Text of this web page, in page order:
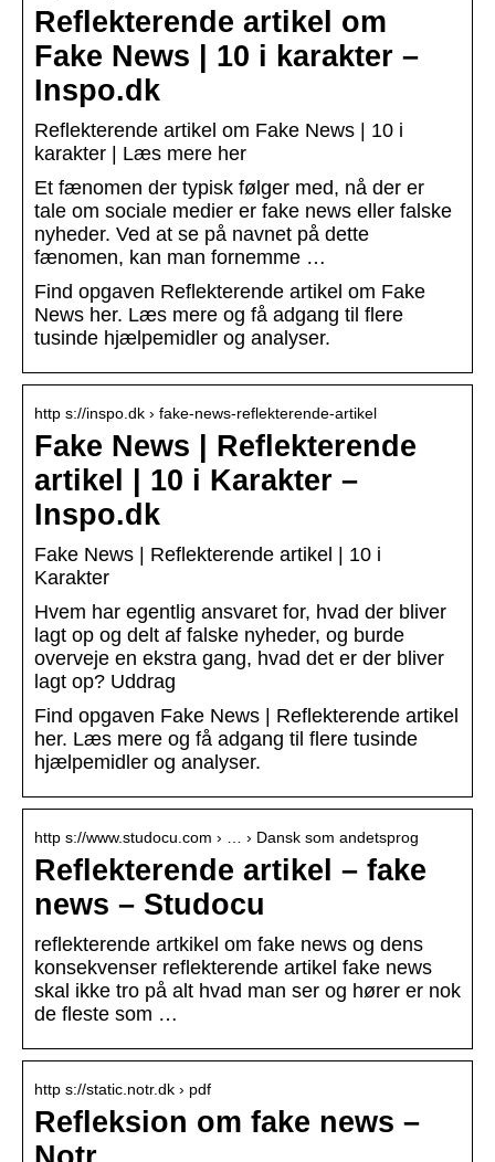
Reflekterende artikel om
Fake News | 10 i karakter –
Inspo.dk
Reflekterende artikel om Fake News | 10 i
karakter | Læs mere her
Et fænomen der typisk følger med, nå der er
tale om sociale medier er fake news eller falske
nyheder. Ved at se på navnet på dette
fænomen, kan man fornemme …
Find opgaven Reflekterende artikel om Fake
News her. Læs mere og få adgang til flere
tusinde hjælpemidler og analyser.
http s://inspo.dk › fake-news-reflekterende-artikel
Fake News | Reflekterende
artikel | 10 i Karakter –
Inspo.dk
Fake News | Reflekterende artikel | 10 i
Karakter
Hvem har egentlig ansvaret for, hvad der bliver
lagt op og delt af falske nyheder, og burde
overveje en ekstra gang, hvad det er der bliver
lagt op? Uddrag
Find opgaven Fake News | Reflekterende artikel
her. Læs mere og få adgang til flere tusinde
hjælpemidler og analyser.
http s://www.studocu.com › … › Dansk som andetsprog
Reflekterende artikel – fake
news – Studocu
reflekterende artkikel om fake news og dens
konsekvenser reflekterende artikel fake news
skal ikke tro på alt hvad man ser og hører er nok
de fleste som …
http s://static.notr.dk › pdf
Refleksion om fake news –